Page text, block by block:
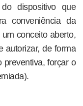
dispositivo que
conveniência da
conceito aberto,
autorizar, de forma
preventiva, forçar o